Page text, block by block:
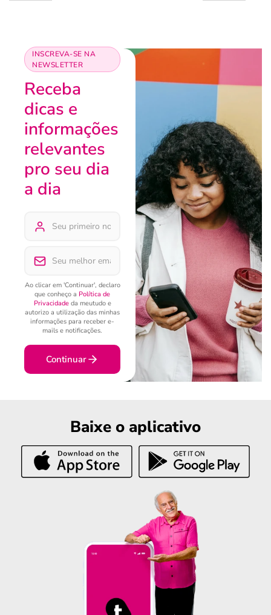
INSCREVA-SE NA
NEWSLETTER
Receba
dicas e
informações
relevantes
pro seu dia
a dia
Ao clicar em 'Continuar', declaro
que conheço a Política de
Privacidadeda meutudo e
autorizo a utilização das minhas
informações para receber e-
mails e notificações.
Continuar
Baixe o aplicativo